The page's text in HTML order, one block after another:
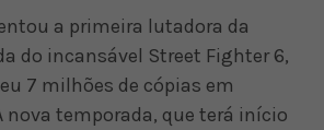
a primeira lutadora da
do incansável Street Fighter 6,
7 milhões de cópias em
nova temporada, que terá início